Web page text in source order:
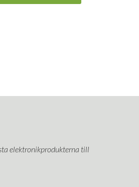
elektronikprodukterna till